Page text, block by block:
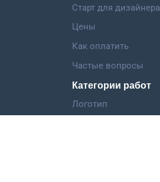
Старт для дизайнера
Цены
Как оплатить
Частые вопросы
Категории работ
Логотип